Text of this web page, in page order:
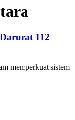
112
memperkuat sistem